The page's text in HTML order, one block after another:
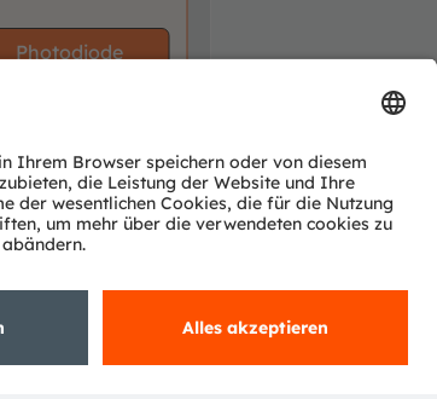
optional
Photodiode